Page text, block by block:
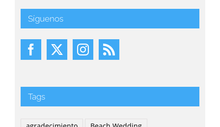
Síguenos
Tags